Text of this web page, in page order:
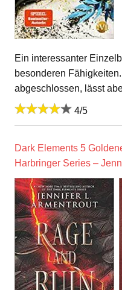
Ein interessanter
besonderen
abgeschlossen, lässt
4/5
Dark Elements 5
Harbringer Series –